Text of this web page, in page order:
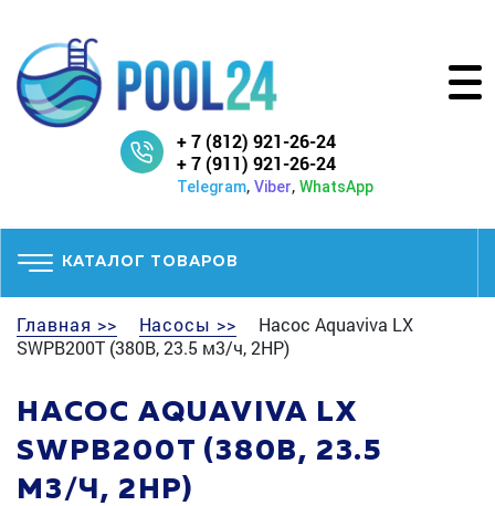
+ 7 (812) 921-26-24
+ 7 (911) 921-26-24
Telegram, Viber, WhatsApp
КАТАЛОГ ТОВАРОВ
Главная >> Насосы >>
Насос Aquaviva LX
SWPB200T (380В, 23.5 м3/ч, 2HP)
НАСОС AQUAVIVA LX
SWPB200T (380В, 23.5
М3/Ч, 2HP)